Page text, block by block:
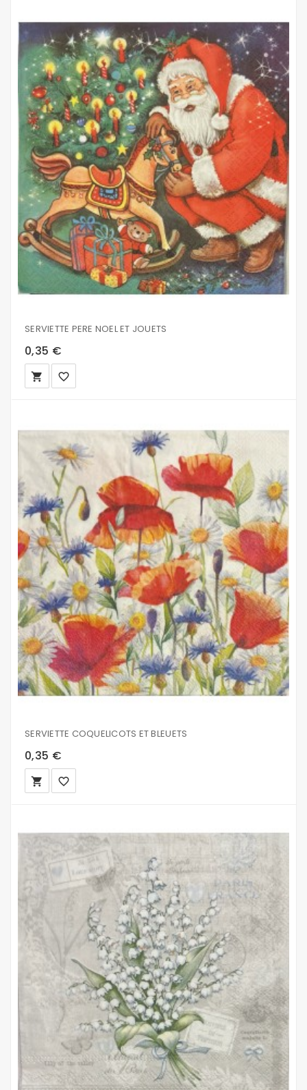
SERVIETTE PERE NOEL ET JOUETS
0,35 €
local_grocery_store favorite_border
SERVIETTE COQUELICOTS ET BLEUETS
0,35 €
local_grocery_store favorite_border